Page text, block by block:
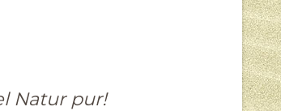
Natur pur!